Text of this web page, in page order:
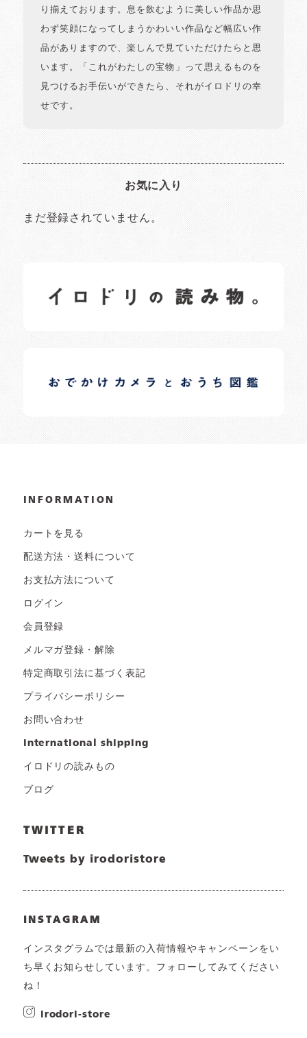
り揃えております。息を飲むように美しい作品か思
わず笑顔になってしまうかわいい作品など幅広い作
品がありますので、楽しんで見ていただけたらと思
います。「これがわたしの宝物」って思えるものを
見つけるお手伝いができたら、それがイロドリの幸
せです。
お気に入り
まだ登録されていません。
日常の様子など随時更新中です。
日常の様子など随時更新中です。
INFORMATION
カートを見る
配送方法・送料について
お支払方法について
ログイン
会員登録
メルマガ登録・解除
特定商取引法に基づく表記
プライバシーポリシー
お問い合わせ
international shipping
イロドリの読みもの
ブログ
TWITTER
Tweets by irodoristore
INSTAGRAM
インスタグラムでは最新の入荷情報やキャンペーンをい
ち早くお知らせしています。フォローしてみてください
ね！
irodori-store